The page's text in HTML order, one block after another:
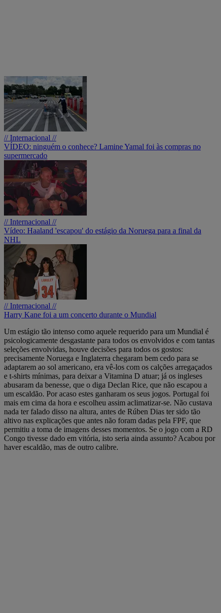
// Internacional //
VÍDEO: ninguém o conhece? Lamine Yamal foi às compras no
supermercado
// Internacional //
Vídeo: Haaland 'escapou' do estágio da Noruega para a final da
NHL
// Internacional //
Harry Kane foi a um concerto durante o Mundial
Um estágio tão intenso como aquele requerido para um Mundial é
psicologicamente desgastante para todos os envolvidos e com tantas
seleções envolvidas, houve decisões para todos os gostos:
precisamente Noruega e Inglaterra chegaram bem cedo para se
adaptarem ao sol americano, era vê-los com os calções arregaçados
e t-shirts mínimas, para deixar a Vitamina D atuar; já os ingleses
abusaram da benesse, que o diga Declan Rice, que não escapou a
um escaldão. Por acaso estes ganharam os seus jogos. Portugal foi
mais em cima da hora e escolheu assim aclimatizar-se. Não custava
nada ter falado disso na altura, antes de Rúben Dias ter sido tão
altivo nas explicações que antes não foram dadas pela FPF, que
permitiu a toma de imagens desses momentos. Se o jogo com a RD
Congo tivesse dado em vitória, isto seria ainda assunto? Acabou por
haver escaldão, mas de outro calibre.